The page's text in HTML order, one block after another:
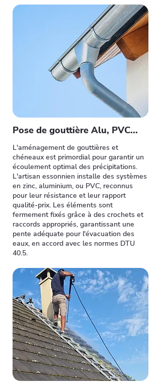
Pose de gouttière Alu, PVC...
L'aménagement de gouttières et
chéneaux est primordial pour garantir un
écoulement optimal des précipitations.
L'artisan essonnien installe des systèmes
en zinc, aluminium, ou PVC, reconnus
pour leur résistance et leur rapport
qualité-prix. Les éléments sont
fermement fixés grâce à des crochets et
raccords appropriés, garantissant une
pente adéquate pour l'évacuation des
eaux, en accord avec les normes DTU
40.5.